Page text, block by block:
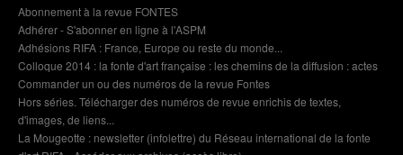
Abonnement à la revue FONTES
Adhérer - S'abonner en ligne à l'ASPM
Adhésions RIFA : France, Europe ou reste du monde...
Colloque 2014 : la fonte d'art française : les chemins de la diffusion : actes
Commander un ou des numéros de la revue Fontes
Hors séries. Télécharger des numéros de revue enrichis de textes,
d'images, de liens...
La Mougeotte : newsletter (infolettre) du Réseau international de la fonte